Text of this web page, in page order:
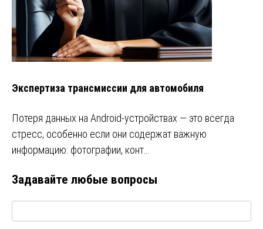
Экспертиза трансмиссии для автомобиля
Потеря данных на Android-устройствах — это всегда
стресс, особенно если они содержат важную
информацию: фотографии, конт…
Задавайте любые вопросы